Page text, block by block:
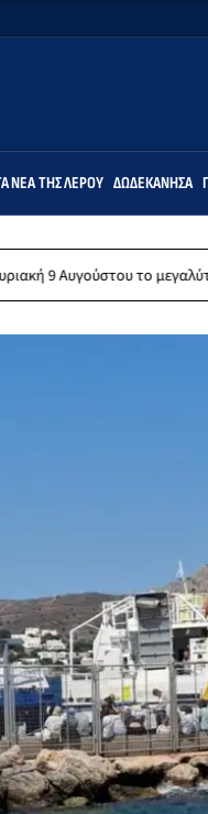
ΝΈΑ ΤΗΣ ΛΈΡΟΥ ΔΩΔΕΚΆΝΗΣΑ
το μεγαλύτερο νησιώτικο